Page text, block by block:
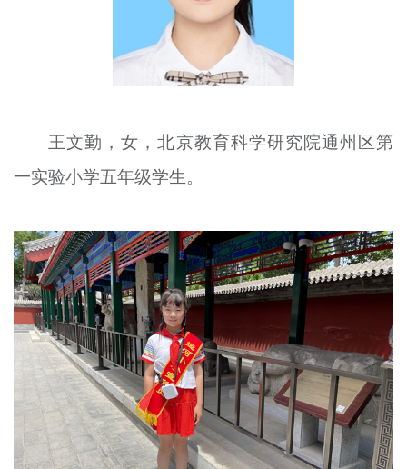
王文勤，女，北京教育科学研究院通州区第
一实验小学五年级学生。